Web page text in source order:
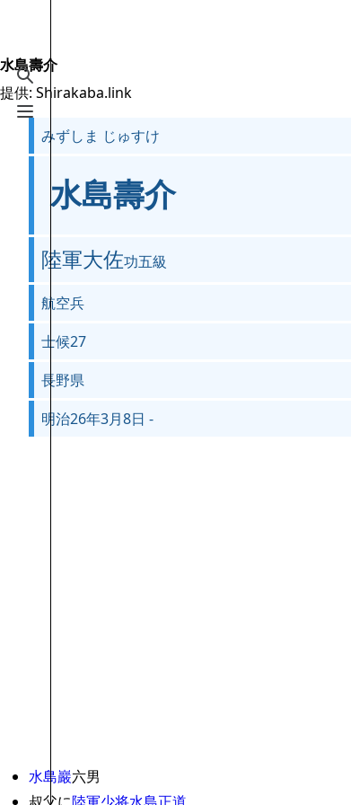
検索を切り替える
メニューを切り替える
メインページ
最近の更新
おまかせ表示
特別ページ
ファイルをアップロード
水島壽介
提供: Shirakaba.link
みずしま じゅすけ
水島壽介
陸軍大佐功五級
航空兵
士候27
長野県
明治26年3月8日 -
水島巖六男